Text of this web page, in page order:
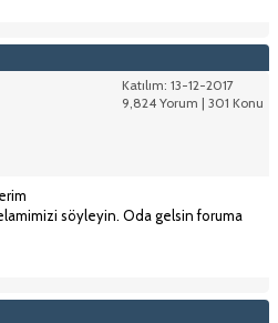
Katılım: 13-12-2017
9,824 Yorum | 301 Konu
söyleyin. Oda gelsin foruma